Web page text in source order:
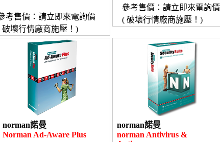
考售價：請立即來電詢價
破壞行情廠商施壓！)
參考售價：請立即來電詢價
( 破壞行情廠商施壓！)
norman諾曼
Norman Ad-Aware Plus
norman諾曼
norman Antivirus &